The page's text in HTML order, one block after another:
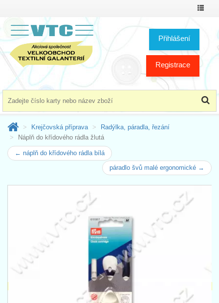
Přihlášení
Registrace
Krejčovská příprava
Radýlka, páradla, řezání
Náplň do křídového rádla žlutá
← náplň do křídového rádla bílá
páradlo švů malé ergonomické →